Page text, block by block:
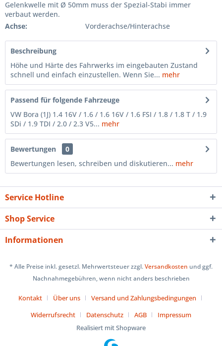
Gelenkwelle mit Ø 50mm muss der Spezial-Stabi immer
verbaut werden.
Achse:
Vorderachse/Hinterachse
Beschreibung
Höhe und Härte des Fahrwerks im eingebauten Zustand
schnell und einfach einzustellen. Wenn Sie... mehr
Passend für folgende Fahrzeuge
VW Bora (1J) 1.4 16V / 1.6 / 1.6 16V / 1.6 FSI / 1.8 / 1.8 T / 1.9
SDi / 1.9 TDI / 2.0 / 2.3 V5... mehr
Bewertungen
0
Bewertungen lesen, schreiben und diskutieren... mehr
Service Hotline
Shop Service
Informationen
* Alle Preise inkl. gesetzl. Mehrwertsteuer zzgl.Versandkosten und ggf.
Nachnahmegebühren, wenn nicht anders beschrieben
Kontakt Über uns
Versand und Zahlungsbedingungen
Widerrufsrecht
Datenschutz AGB
Impressum
Realisiert mit Shopware